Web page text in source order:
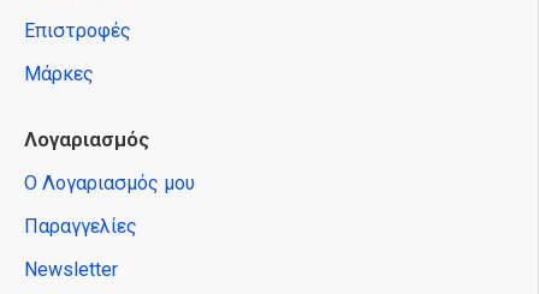
Επιστροφές
Μάρκες
Λογαριασμός
Ο Λογαριασμός μου
Παραγγελίες
Newsletter